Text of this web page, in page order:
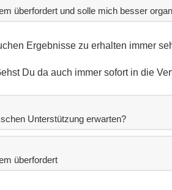
überfordert und solle mich besser
Ergebnisse zu erhalten immer
Du da auch immer sofort in die
Unterstützung erwarten?
überfordert